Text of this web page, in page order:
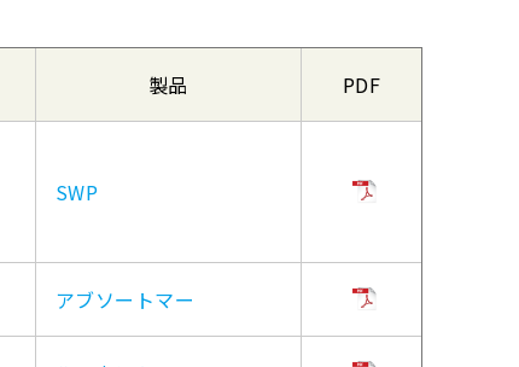
製品 PDF
SWP
アブソートマー